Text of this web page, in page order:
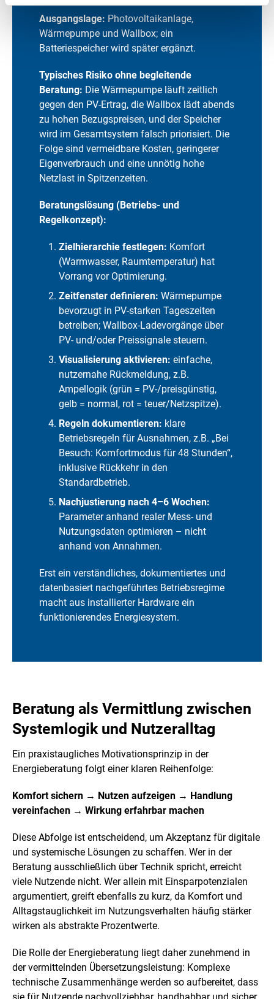
Ausgangslage: Photovoltaikanlage,
Wärmepumpe und Wallbox; ein
Batteriespeicher wird später ergänzt.
Typisches Risiko ohne begleitende
Beratung: Die Wärmepumpe läuft zeitlich
gegen den PV-Ertrag, die Wallbox lädt abends
zu hohen Bezugspreisen, und der Speicher
wird im Gesamtsystem falsch priorisiert. Die
Folge sind vermeidbare Kosten, geringerer
Eigenverbrauch und eine unnötig hohe
Netzlast in Spitzenzeiten.
Beratungslösung (Betriebs- und
Regelkonzept):
Zielhierarchie festlegen: Komfort
(Warmwasser, Raumtemperatur) hat
Vorrang vor Optimierung.
Zeitfenster definieren: Wärmepumpe
bevorzugt in PV-starken Tageszeiten
betreiben; Wallbox-Ladevorgänge über
PV- und/oder Preissignale steuern.
Visualisierung aktivieren: einfache,
nutzernahe Rückmeldung, z.B.
Ampellogik (grün = PV-/preisgünstig,
gelb = normal, rot = teuer/Netzspitze).
Regeln dokumentieren: klare
Betriebsregeln für Ausnahmen, z.B. „Bei
Besuch: Komfortmodus für 48 Stunden“,
inklusive Rückkehr in den
Standardbetrieb.
Nachjustierung nach 4–6 Wochen:
Parameter anhand realer Mess- und
Nutzungsdaten optimieren – nicht
anhand von Annahmen.
Erst ein verständliches, dokumentiertes und
datenbasiert nachgeführtes Betriebsregime
macht aus installierter Hardware ein
funktionierendes Energiesystem.
Beratung als Vermittlung zwischen
Systemlogik und Nutzeralltag
Ein praxistaugliches Motivationsprinzip in der
Energieberatung folgt einer klaren Reihenfolge:
Komfort sichern → Nutzen aufzeigen → Handlung
vereinfachen → Wirkung erfahrbar machen
Diese Abfolge ist entscheidend, um Akzeptanz für digitale
und systemische Lösungen zu schaffen. Wer in der
Beratung ausschließlich über Technik spricht, erreicht
viele Nutzende nicht. Wer allein mit Einsparpotenzialen
argumentiert, greift ebenfalls zu kurz, da Komfort und
Alltagstauglichkeit im Nutzungsverhalten häufig stärker
wirken als abstrakte Prozentwerte.
Die Rolle der Energieberatung liegt daher zunehmend in
der vermittelnden Übersetzungsleistung: Komplexe
technische Zusammenhänge werden so aufbereitet, dass
sie für Nutzende nachvollziehbar, handhabbar und sicher